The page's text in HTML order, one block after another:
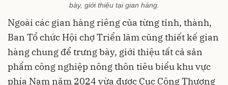
bày, giới thiệu tại gian hàng.
Ngoài các gian hàng riêng của từng tỉnh, thành,
Ban Tổ chức Hội chợ Triển lãm cũng thiết kế gian
hàng chung để trưng bày, giới thiệu tất cả sản
phẩm công nghiệp nông thôn tiêu biểu khu vực
phía Nam năm 2024 vừa được Cục Công Thương